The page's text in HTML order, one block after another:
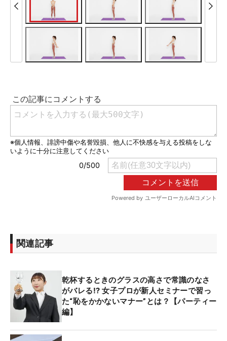
関連記事
乾杯するときのグラスの高さで常識のなさ
がバレる⁉ 女子プロが新人セミナーで習っ
た“恥をかかないマナー”とは？【パーティー
編】